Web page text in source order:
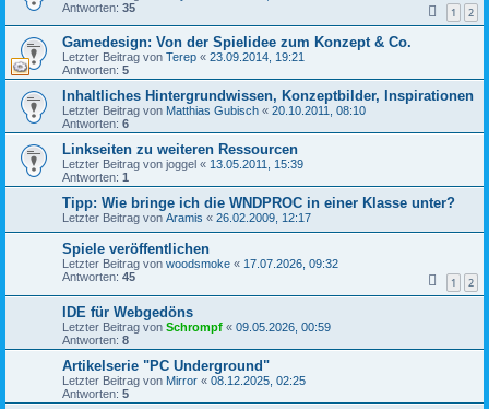
Antworten: 35 1 2
Gamedesign: Von der Spielidee zum Konzept & Co.
Letzter Beitrag von Terep « 23.09.2014, 19:21
Antworten: 5
Inhaltliches Hintergrundwissen, Konzeptbilder, Inspirationen
Letzter Beitrag von Matthias Gubisch « 20.10.2011, 08:10
Antworten: 6
Linkseiten zu weiteren Ressourcen
Letzter Beitrag von joggel « 13.05.2011, 15:39
Antworten: 1
Tipp: Wie bringe ich die WNDPROC in einer Klasse unter?
Letzter Beitrag von Aramis « 26.02.2009, 12:17
Spiele veröffentlichen
Letzter Beitrag von woodsmoke « 17.07.2026, 09:32
Antworten: 45 1 2
IDE für Webgedöns
Letzter Beitrag von Schrompf « 09.05.2026, 00:59
Antworten: 8
Artikelserie "PC Underground"
Letzter Beitrag von Mirror « 08.12.2025, 02:25
Antworten: 5